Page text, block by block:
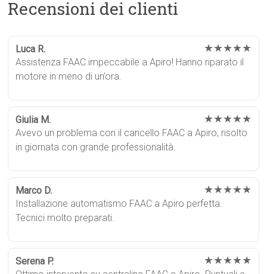
Recensioni dei clienti
Luca R. ★★★★★
Assistenza FAAC impeccabile a Apiro! Hanno riparato il
motore in meno di un’ora.
Giulia M. ★★★★★
Avevo un problema con il cancello FAAC a Apiro, risolto
in giornata con grande professionalità.
Marco D. ★★★★★
Installazione automatismo FAAC a Apiro perfetta.
Tecnici molto preparati.
Serena P. ★★★★★